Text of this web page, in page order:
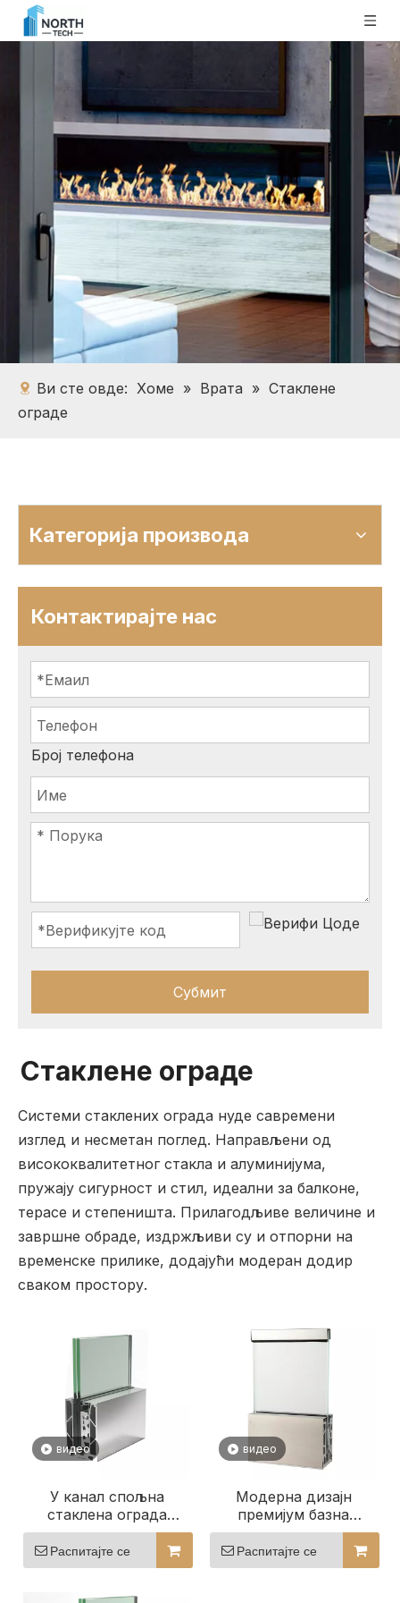
Ви сте овде: Хоме » Врата » Стаклене
ограде
Категорија производа
Контактирајте нас
Број телефона
Субмит
Стаклене ограде
Системи стаклених ограда нуде савремени
изглед и несметан поглед. Направљени од
висококвалитетног стакла и алуминијума,
пружају сигурност и стил, идеални за балконе,
терасе и степеништа. Прилагодљиве величине и
завршне обраде, издржљиви су и отпорни на
временске прилике, додајући модеран додир
сваком простору.
видео
У канал спољна
стаклена ограда
балкона за
канцеларију/вилу
Распитајте се
видео
Модерна дизајн
премијум базна
стаклена ограда за
ципеле
Распитајте се